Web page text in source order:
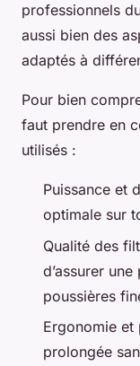
professionnels
aussi bien des
adaptés à
Pour bien
faut prendre en
utilisés :
Puissance et
optimale sur
Qualité des
d’assurer
poussières
Ergonomie
prolongée